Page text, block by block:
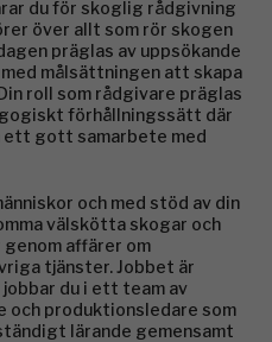
du för skoglig rådgivning
över allt som rör skogen
präglas av uppsökande
målsättningen att skapa
roll som rådgivare präglas
förhållningssätt där
ett gott samarbete med
och med stöd av din
välskötta skogar och
genom affärer om
tjänster. Jobbet är
du i ett team av
och produktionsledare som
lärande gemensamt